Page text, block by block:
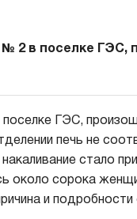
№ 2 в поселке ГЭС,
поселке ГЭС,
печь не
стало
около сорока
и подробности